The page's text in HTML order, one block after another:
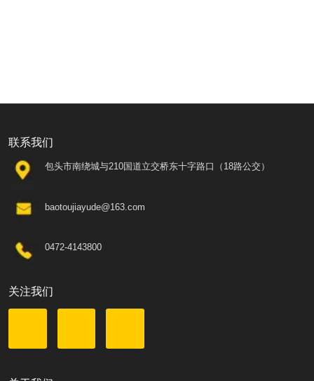
联系我们
包头市南绕城与210国道立交桥东十字路口（18路公交）
baotoujiayude@163.com
0472-4143800
关注我们